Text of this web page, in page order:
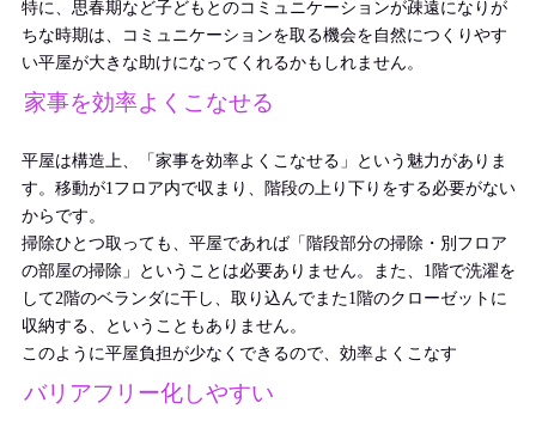
特に、思春期など子どもとのコミュニケーションが疎遠になりが
ちな時期は、コミュニケーションを取る機会を自然につくりやす
い平屋が大きな助けになってくれるかもしれません。
家事を効率よくこなせる
平屋は構造上、「家事を効率よくこなせる」という魅力がありま
す。移動が1フロア内で収まり、階段の上り下りをする必要がない
からです。
掃除ひとつ取っても、平屋であれば「階段部分の掃除・別フロア
の部屋の掃除」ということは必要ありません。また、 1階で洗濯を
して2階のベランダに干し、取り込んでまた1階のクローゼットに
収納する、ということもありません。
このように平屋負担が少なくでき るので、効率よくこなす
バリアフリー化しやすい